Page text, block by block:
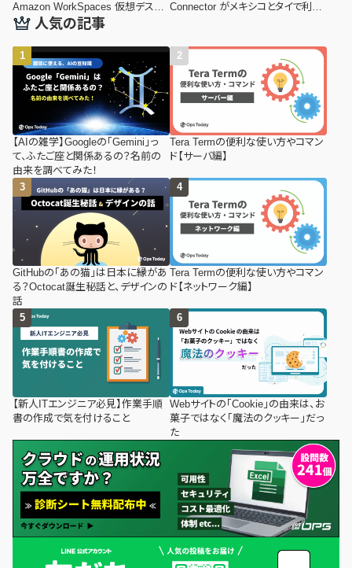
Amazon WorkSpaces 仮想デスク
トップのオーディオ最適化をサポー
Connector がメキシコとタイで利用
人気の記事
【AIの雑学】Googleの「Gemini」っ
て、ふたご座と関係あるの？名前の
由来を調べてみた！
Tera Termの便利な使い方やコマン
ド【サーバ編】
GitHubの「あの猫」は日本に縁があ
る？Octocat誕生秘話と、デザインの
話
Tera Termの便利な使い方やコマン
ド【ネットワーク編】
【新人ITエンジニア必見】作業手順
書の作成で気を付けること
Webサイトの「Cookie」の由来は、お
菓子ではなく「魔法のクッキー」だっ
た